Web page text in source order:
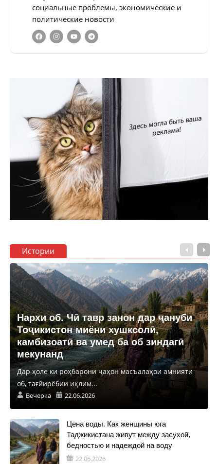
социальные проблемы, экономические и
политические новости
Истории
Нархи об. Чӣ тавр занон дар ҷануби
Тоҷикистон миёни хушксолӣ,
камбизоатӣ ва умед ба об зиндагӣ
мекунанд
Дар ҳоле ки роҳбарони ҷаҳон масъалаҳои амнияти
об, тағйирёбии иқлим...
Вечерка 22.06.2026
Цена воды. Как женщины юга
Таджикистана живут между засухой,
бедностью и надеждой на воду
22.06.2026